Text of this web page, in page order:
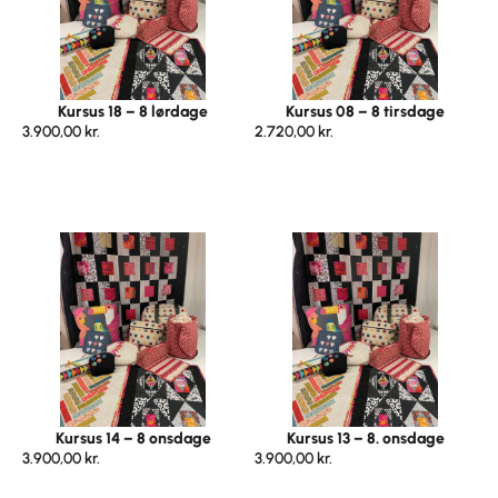
Kursus 18 – 8 lørdage
3.900,00 kr.
Kursus 08 – 8 tirsdage
2.720,00 kr.
Kursus 14 – 8 onsdage
3.900,00 kr.
Kursus 13 – 8. onsdage
3.900,00 kr.